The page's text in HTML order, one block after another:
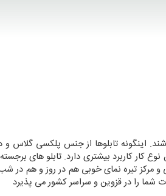
اینگونه تابلوها از جنس پلکسی گلاس
کار کاربرد بیشتری دارد. تابلو های
و مرکز تیره نمای خوبی هم در روز و هم در
شما را در قزوین و سراسر کشور می پذیرد